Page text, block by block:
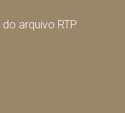
arquivo RTP